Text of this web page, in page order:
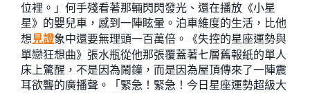
位裡。」何手殘看著那輛閃閃發光、還在播放《小星
星》的嬰兒車，感到一陣眩暈。泊車維度的生活，比他
想見證象中還要無理頭一百萬倍。《失控的星座運勢與
單戀狂想曲》張水瓶從他那張覆蓋著七層舊報紙的單人
床上驚醒，不是因為鬧鐘，而是因為屋頂傳來了一陣震
耳欲聾的廣播聲。「緊急！緊急！今日星座運勢超級大